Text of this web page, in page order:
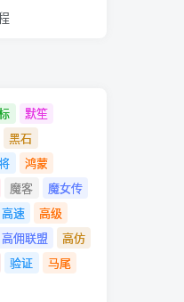
默笙
黑石
鸿蒙
魔客
魔女传
高速
高级
高佣联盟
高仿
验证
马尾